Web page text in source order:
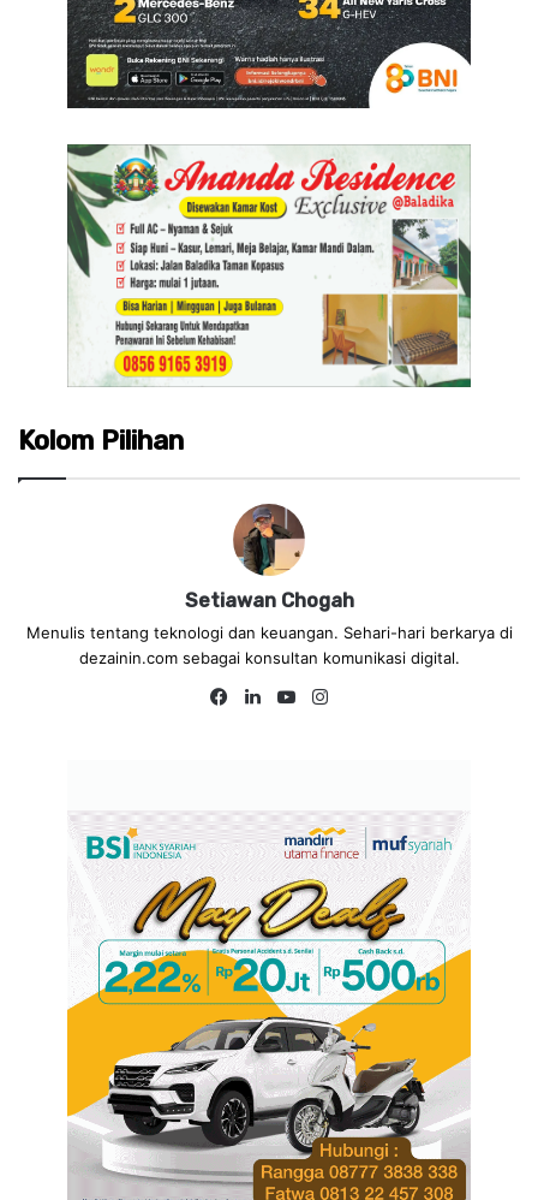
Kolom Pilihan
Setiawan Chogah
Menulis tentang teknologi dan keuangan. Sehari-hari berkarya di
dezainin.com sebagai konsultan komunikasi digital.
Fa
Lin
Yo